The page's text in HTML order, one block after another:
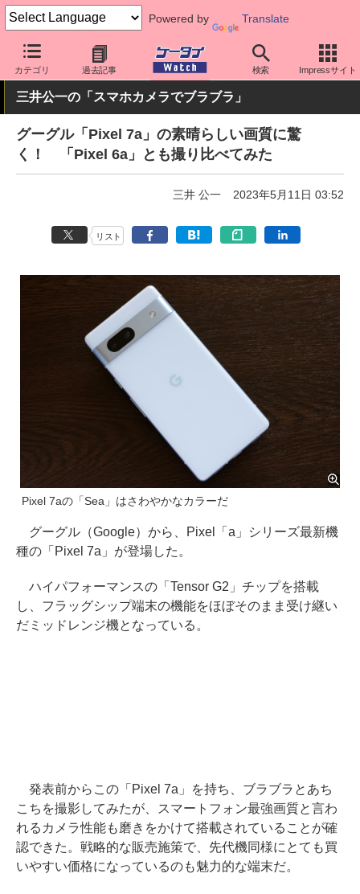
Powered by Translate
カテゴリ 過去記事 検索 Impressサイト
ケータイ Watch OS Android Pixel
三井公一の「スマホカメラでブラブラ」
グーグル「Pixel 7a」の素晴らしい画質に驚
く！ 「Pixel 6a」とも撮り比べてみた
三井 公一 2023年5月11日 03:52
リスト
Pixel 7aの「Sea」はさわやかなカラーだ
グーグル（Google）から、Pixel「a」シリーズ最新機
種の「Pixel 7a」が登場した。
ハイパフォーマンスの「Tensor G2」チップを搭載
し、フラッグシップ端末の機能をほぼそのまま受け継い
だミッドレンジ機となっている。
発表前からこの「Pixel 7a」を持ち、ブラブラとあち
こちを撮影してみたが、スマートフォン最強画質と言わ
れるカメラ性能も磨きをかけて搭載されていることが確
認できた。戦略的な販売施策で、先代機同様にとても買
いやすい価格になっているのも魅力的な端末だ。